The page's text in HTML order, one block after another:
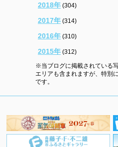
2018年 (304)
2017年 (314)
2016年 (310)
2015年 (312)
※当ブログに掲載されている
エリアも含まれますが、特別
です。